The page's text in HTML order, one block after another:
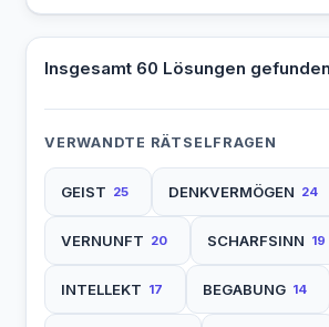
Insgesamt 60 Lösungen
VERWANDTE RÄTSELFRAGEN
GEIST 25 DENKVERMÖGEN 24
VERNUNFT 20 SCHARFSINN 19
INTELLEKT 17 BEGABUNG 14